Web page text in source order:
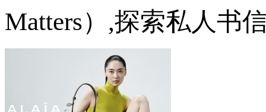
Matters）,探索私人书